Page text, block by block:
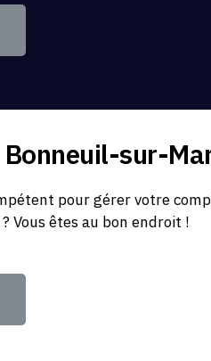
sur-
pour gérer votre
Vous êtes au bon endroit !